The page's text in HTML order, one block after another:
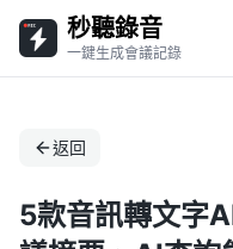
秒聽錄音
一鍵生成會議記錄
返回
5款音訊轉文字